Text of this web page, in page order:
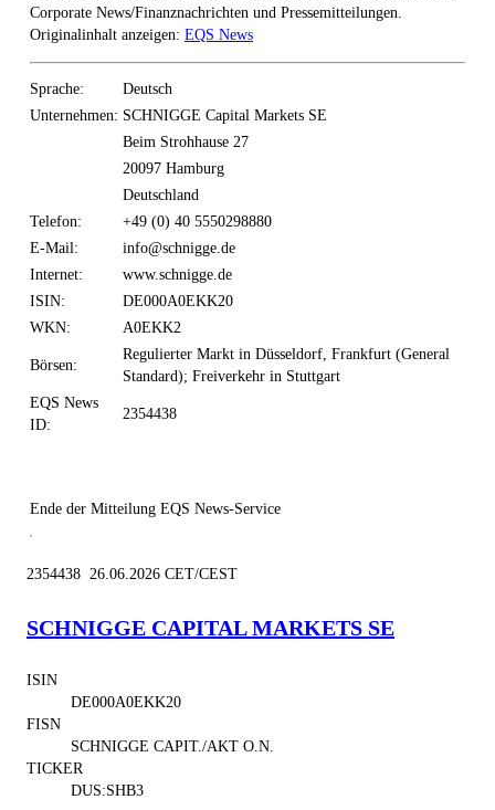
Corporate News/Finanznachrichten und Pressemitteilungen.
Originalinhalt anzeigen: EQS News
Sprache:
Deutsch
Unternehmen: SCHNIGGE Capital Markets SE
Beim Strohhause 27
20097 Hamburg
Deutschland
Telefon:
+49 (0) 40 5550298880
E-Mail:
info@schnigge.de
Internet:
www.schnigge.de
ISIN:
DE000A0EKK20
WKN:
A0EKK2
Börsen:
Regulierter Markt in Düsseldorf, Frankfurt (General
Standard); Freiverkehr in Stuttgart
EQS News
ID:
2354438
Ende der Mitteilung EQS News-Service
2354438 26.06.2026 CET/CEST
SCHNIGGE CAPITAL MARKETS SE
ISIN
DE000A0EKK20
FISN
SCHNIGGE CAPIT./AKT O.N.
TICKER
DUS:SHB3